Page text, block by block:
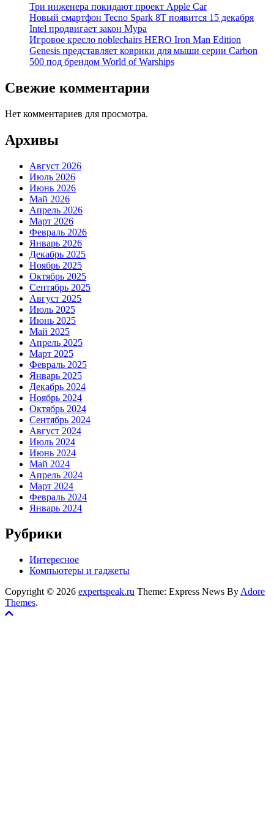
Три инженера покидают проект Apple Car
Новый смартфон Tecno Spark 8T появится 15 декабря
Intel продвигает закон Мура
Игровое кресло noblechairs HERO Iron Man Edition
Genesis представляет коврики для мыши серии Carbon
500 под брендом World of Warships
Свежие комментарии
Нет комментариев для просмотра.
Архивы
Август 2026
Июль 2026
Июнь 2026
Май 2026
Апрель 2026
Март 2026
Февраль 2026
Январь 2026
Декабрь 2025
Ноябрь 2025
Октябрь 2025
Сентябрь 2025
Август 2025
Июль 2025
Июнь 2025
Май 2025
Апрель 2025
Март 2025
Февраль 2025
Январь 2025
Декабрь 2024
Ноябрь 2024
Октябрь 2024
Сентябрь 2024
Август 2024
Июль 2024
Июнь 2024
Май 2024
Апрель 2024
Март 2024
Февраль 2024
Январь 2024
Рубрики
Интересное
Компьютеры и гаджеты
Copyright © 2026 expertspeak.ru Theme: Express News By Adore
Themes.